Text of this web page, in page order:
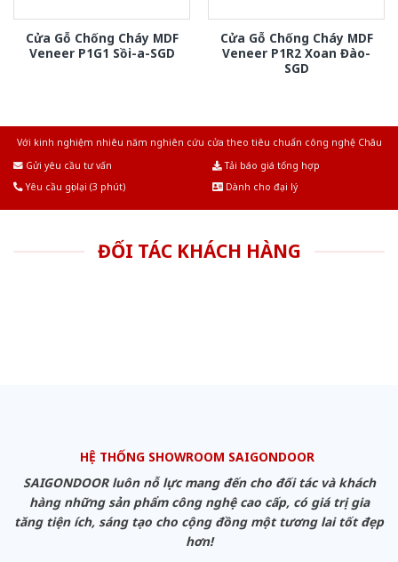
Cửa Gỗ Chống Cháy MDF
Veneer P1G1 Sồi-a-SGD
Cửa Gỗ Chống Cháy MDF
Veneer P1R2 Xoan Đào-
SGD
Với kinh nghiệm nhiêu năm nghiên cứu cửa theo tiêu chuẩn công nghệ Châu
Gửi yêu cầu tư vấn
Tải báo giá tổng hợp
Yêu cầu gọi lại (3 phút)
Dành cho đại lý
ĐỐI TÁC KHÁCH HÀNG
HỆ THỐNG SHOWROOM SAIGONDOOR
SAIGONDOOR luôn nỗ lực mang đến cho đối tác và khách
hàng những sản phẩm công nghệ cao cấp, có giá trị gia
tăng tiện ích, sáng tạo cho cộng đồng một tương lai tốt đẹp
hơn!